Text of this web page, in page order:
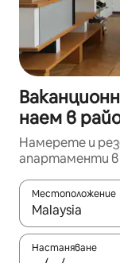
наем в
Намерете и
апартаменти в
Местоположение
Когато
Настаняване